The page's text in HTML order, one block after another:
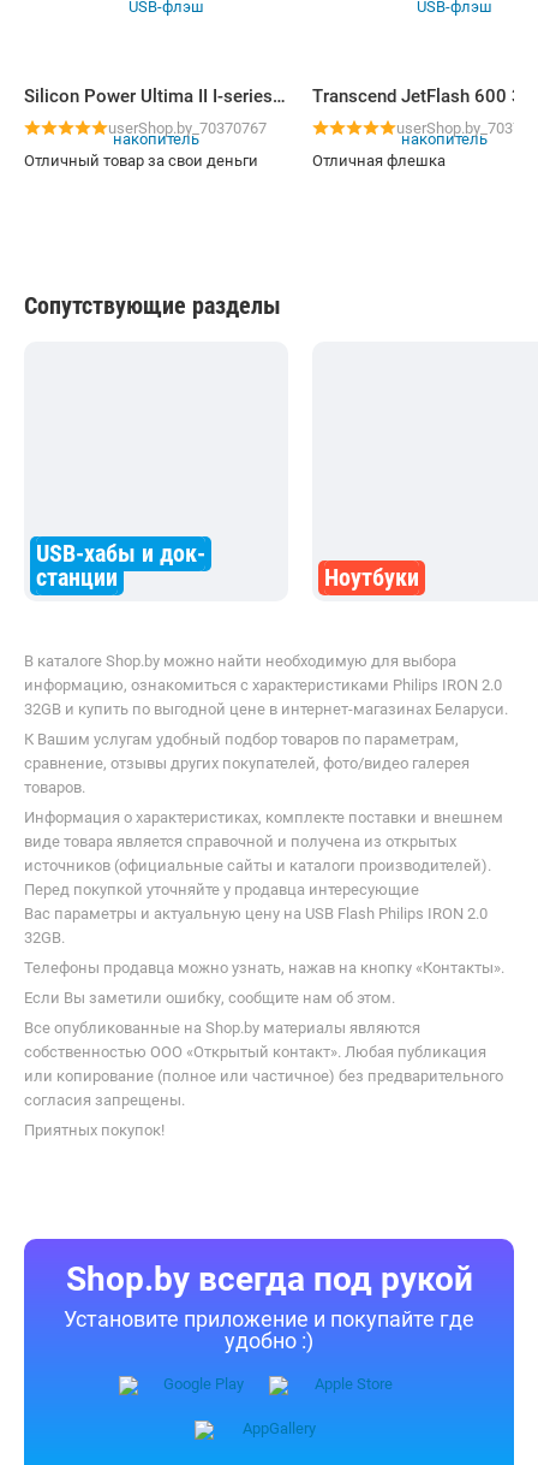
Silicon Power Ultima II I-series 32GB
userShop.by_70370767
Отличный товар за свои деньги
Отличная флешка
Сопутствующие разделы
USB-хабы и док-
станции
Ноутбуки
В каталоге Shop.by можно найти необходимую для выбора
информацию, ознакомиться с характеристиками Philips IRON 2.0
32GB и купить по выгодной цене в интернет-магазинах Беларуси.
К Вашим услугам удобный подбор товаров по параметрам,
сравнение, отзывы других покупателей, фото/видео галерея
товаров.
Информация о характеристиках, комплекте поставки и внешнем
виде товара является справочной и получена из открытых
источников (официальные сайты и каталоги производителей).
Перед покупкой уточняйте у продавца интересующие
Вас параметры и актуальную цену на USB Flash Philips IRON 2.0
32GB.
Телефоны продавца можно узнать, нажав на кнопку «Контакты».
Если Вы заметили ошибку, сообщите нам об этом.
Все опубликованные на Shop.by материалы являются
собственностью ООО «Открытый контакт». Любая публикация
или копирование (полное или частичное) без предварительного
согласия запрещены.
Приятных покупок!
Shop.by всегда под рукой
Установите приложение и покупайте где
удобно :)